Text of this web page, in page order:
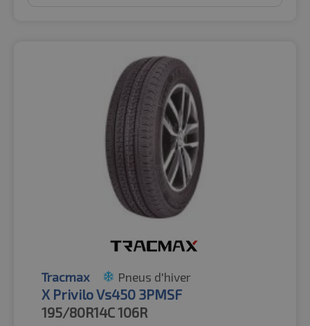
Tracmax Pneus d'hiver
X Privilo Vs450 3PMSF
195/80R14C106R